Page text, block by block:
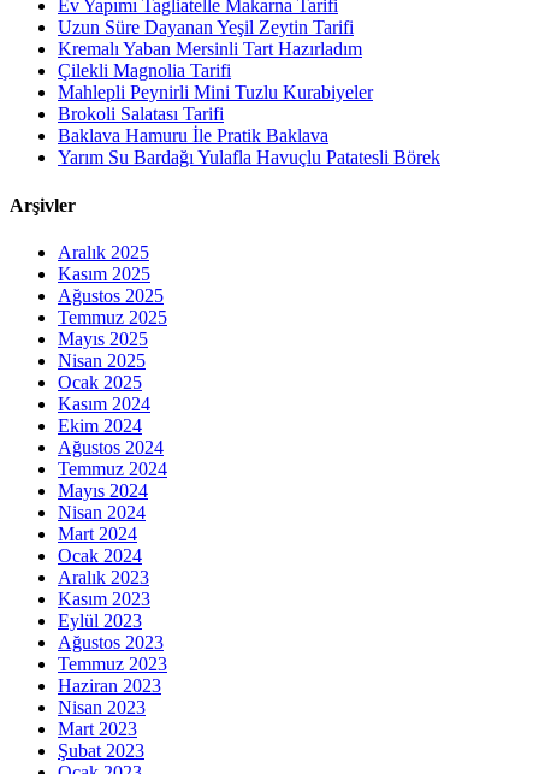
Ev Yapımı Tagliatelle Makarna Tarifi
Uzun Süre Dayanan Yeşil Zeytin Tarifi
Kremalı Yaban Mersinli Tart Hazırladım
Çilekli Magnolia Tarifi
Mahlepli Peynirli Mini Tuzlu Kurabiyeler
Brokoli Salatası Tarifi
Baklava Hamuru İle Pratik Baklava
Yarım Su Bardağı Yulafla Havuçlu Patatesli Börek
Arşivler
Aralık 2025
Kasım 2025
Ağustos 2025
Temmuz 2025
Mayıs 2025
Nisan 2025
Ocak 2025
Kasım 2024
Ekim 2024
Ağustos 2024
Temmuz 2024
Mayıs 2024
Nisan 2024
Mart 2024
Ocak 2024
Aralık 2023
Kasım 2023
Eylül 2023
Ağustos 2023
Temmuz 2023
Haziran 2023
Nisan 2023
Mart 2023
Şubat 2023